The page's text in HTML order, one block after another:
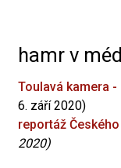
hamr v
Toulavá kamera
6. září 2020)
reportáž
2020)